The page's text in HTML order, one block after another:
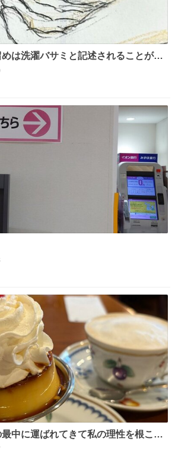
は洗濯バサミと記述されることが多
いプラスチックのクリップです。 バ
強度を調整してあるはず。
中に運ばれてきて私の理性を根こそ
写真です。